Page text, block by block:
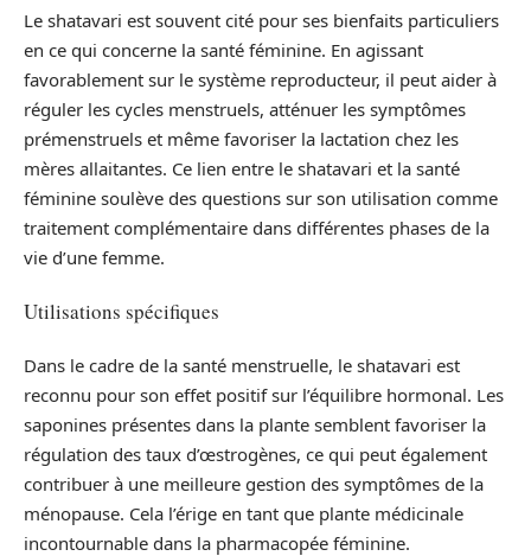
Le shatavari est souvent cité pour ses bienfaits particuliers
en ce qui concerne la santé féminine. En agissant
favorablement sur le système reproducteur, il peut aider à
réguler les cycles menstruels, atténuer les symptômes
prémenstruels et même favoriser la lactation chez les
mères allaitantes. Ce lien entre le shatavari et la santé
féminine soulève des questions sur son utilisation comme
traitement complémentaire dans différentes phases de la
vie d’une femme.
Utilisations spécifiques
Dans le cadre de la santé menstruelle, le shatavari est
reconnu pour son effet positif sur l’équilibre hormonal. Les
saponines présentes dans la plante semblent favoriser la
régulation des taux d’œstrogènes, ce qui peut également
contribuer à une meilleure gestion des symptômes de la
ménopause. Cela l’érige en tant que plante médicinale
incontournable dans la pharmacopée féminine.